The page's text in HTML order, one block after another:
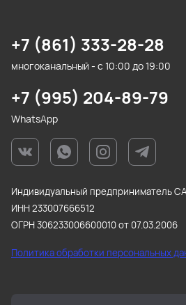
+7 (861) 333-28-28
многоканальный - с 10:00 до 19:00
+7 (995) 204-89-79
WhatsApp
Индивидуальный предприниматель
ИНН 233007666512
ОГРН 306233006600010 от 07.03.2006
Политика обработки персональных